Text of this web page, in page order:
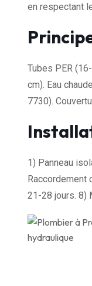
en respectant
Tubes PER
cm). Eau
7730).
1) Panneau
Raccordement
21-28 jours. 8)